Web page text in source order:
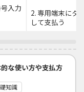
入力
2. 専用端末にタ
して支払う
な使い方や支払方
知識